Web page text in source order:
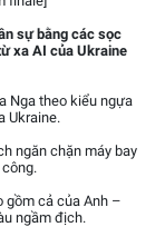
sự bằng các sọc
xa AI của Ukraine
Nga theo kiểu ngựa
Ukraine.
ngăn chặn máy bay
gồm cả của Anh –
ngầm địch.